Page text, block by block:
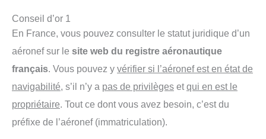
Conseil d’or 1
En France, vous pouvez consulter le statut juridique d’un
aéronef sur le site web du registre aéronautique
français. Vous pouvez y vérifier si l’aéronef est en état de
navigabilité, s’il n’y a pas de privilèges etqui en est le
propriétaire. Tout ce dont vous avez besoin, c’est du
préfixe de l’aéronef (immatriculation).